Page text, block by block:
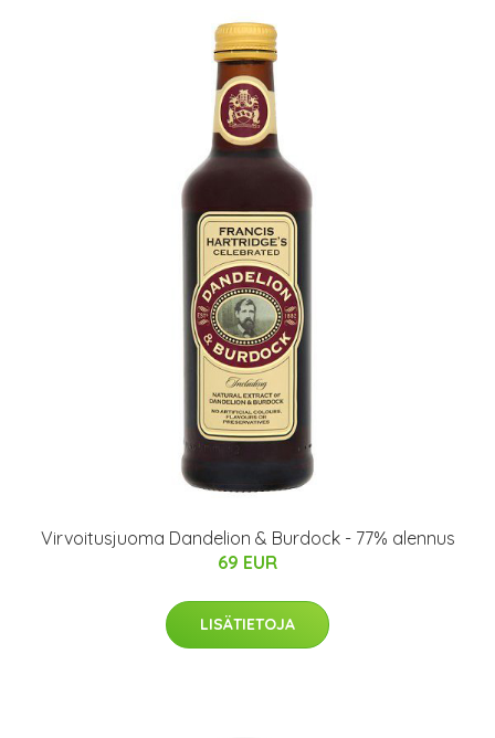
Virvoitusjuoma Dandelion & Burdock - 77% alennus
69 EUR
LISÄTIETOJA